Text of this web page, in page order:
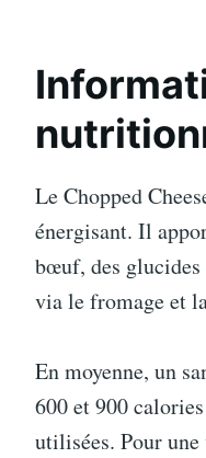
Le Chopped
énergisant. Il
bœuf, des glucides
via le fromage et
En moyenne, un
600 et 900
utilisées. Pour